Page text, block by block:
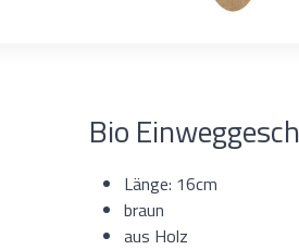
Bio
Länge: 16cm
braun
aus Holz